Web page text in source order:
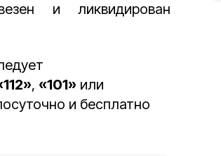
и ликвидирован
, «101» или
и бесплатно